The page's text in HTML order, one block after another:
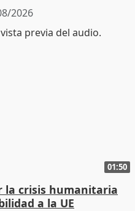
2026
01:50
la crisis humanitaria
a la UE